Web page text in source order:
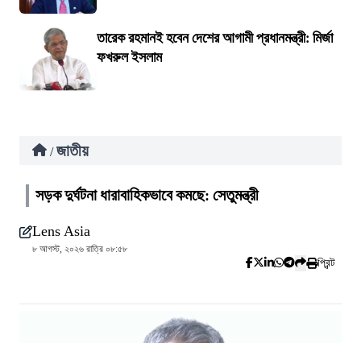
তারেক রহমানই হবেন দেশের আগামী প্রধানমন্ত্রী: মির্জা
ফখরুল ইসলাম
/ জাতীয়
সড়ক দুর্ঘটনা ধারাবাহিকভাবে কমছে: সেতুমন্ত্রী
Lens Asia
৮ আগস্ট, ২০২৬ রাত্রি ০৮:৫৮
প্রিন্ট